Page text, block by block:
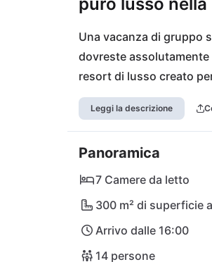
Una vacanza di gruppo
dovreste
resort di lusso creato
vacanza con una bella
intorno a Sibenik. Come
raggiungibile in auto
solo un'ora di macchina!
Leggi la descrizione
Panoramica
7 Camere da letto
300 m² di superficie
Arrivo dalle 16:00
14 persone